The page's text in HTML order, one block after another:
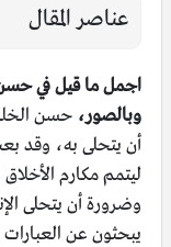
عناصر المقال
اجمل ما قيل في
وبالصور، حسن
أن يتحلى به، وقد
ليتمم مكارم
وضرورة أن يتحلى
يبحثون عن